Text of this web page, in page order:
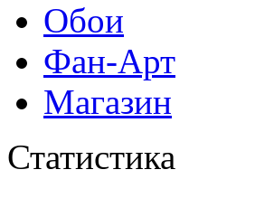
Обои
Фан-Арт
Магазин
Статистика